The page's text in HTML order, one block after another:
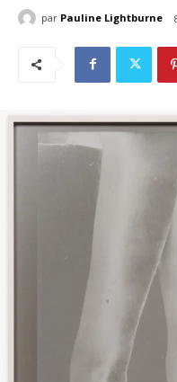
par Pauline Lightburne